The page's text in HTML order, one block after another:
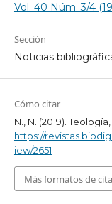
Vol. 40 Núm. 3/4
Sección
Noticias
Cómo citar
N., N. (2019).
https://
iew/2651
Más formatos de cita